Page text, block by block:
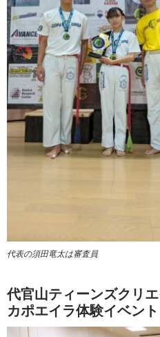
代表の須田竜太は審査員
代官山ティーンズクリ
カポエイラ体験イベン